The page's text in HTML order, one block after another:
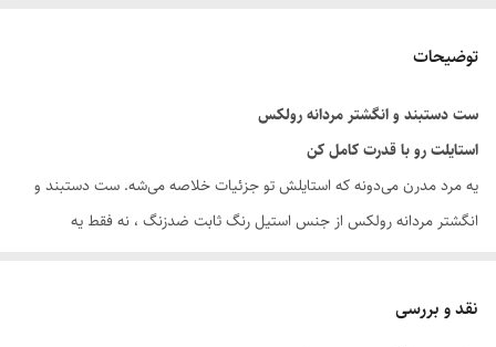
رولکس
توضیحات
ست دستبند و انگشتر مردانه رولکس
استایلت رو با قدرت کامل کن
یه مرد مدرن می‌دونه که استایلش تو جزئیات خلاصه می‌شه. ست دستبند و
انگشتر مردانه رولکس از جنس استیل رنگ ثابت ضدزنگ ، نه فقط یه
نقد و بررسی